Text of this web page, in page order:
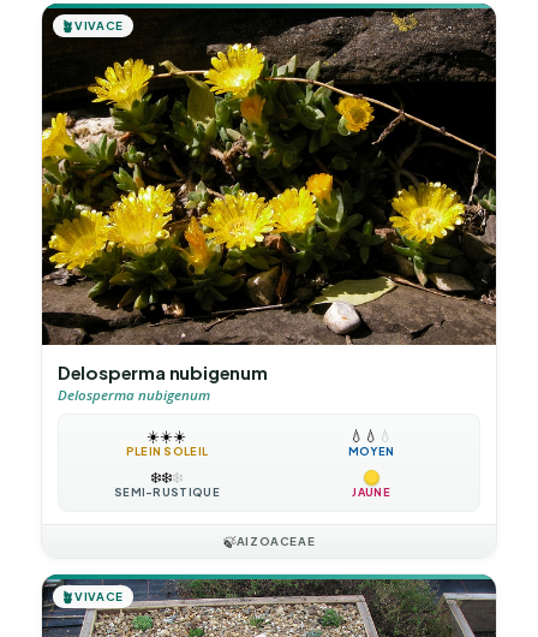
🪴VIVACE
Delosperma nubigenum
Delosperma nubigenum
☀️☀️☀️
PLEIN SOLEIL
💧 💧 💧
MOYEN
❄️❄️❄️
SEMI-RUSTIQUE JAUNE
🍃AIZOACEAE
🪴VIVACE